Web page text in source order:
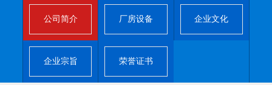
新闻中心
产品中心
客户服务
公司简介 厂房设备 企业文化
企业宗旨 荣誉证书